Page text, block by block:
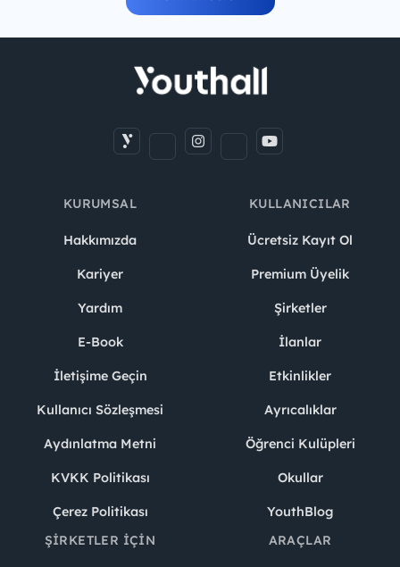
KURUMSAL
Hakkımızda
Kariyer
Yardım
E-Book
İletişime Geçin
Kullanıcı Sözleşmesi
Aydınlatma Metni
KVKK Politikası
Çerez Politikası
KULLANICILAR
Ücretsiz Kayıt Ol
Premium Üyelik
Şirketler
İlanlar
Etkinlikler
Ayrıcalıklar
Öğrenci Kulüpleri
Okullar
YouthBlog
ŞIRKETLER İÇIN
ARAÇLAR